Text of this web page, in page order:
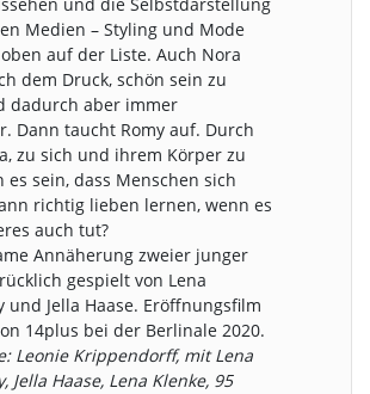
Medien – Styling und Mode
auf der Liste. Auch Nora
dem Druck, schön sein zu
dadurch aber immer
Dann taucht Romy auf. Durch
zu sich und ihrem Körper zu
es sein, dass Menschen sich
richtig lieben lernen, wenn es
auch tut?
Annäherung zweier junger
gespielt von Lena
und Jella Haase. Eröffnungsfilm
14plus bei der Berlinale 2020.
Leonie Krippendorff, mit Lena
Jella Haase, Lena Klenke, 95